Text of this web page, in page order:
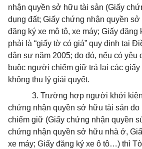
nhận quyền sở hữu tài sản (Giấy
dụng đất; Giấy chứng nhận quyền
đăng ký xe mô tô, xe máy; Giấy
phải là “giấy tờ có giá” quy định tại
dân sự năm 2005; do đó, nếu có yêu
buộc người chiếm giữ trả lại các giấy
không thụ lý giải quyết.
3. Trường hợp người khởi
chứng nhận quyền sở hữu tài sản
chiếm giữ (Giấy chứng nhận quyền
chứng nhận quyền sở hữu nhà ở,
xe máy; Giấy đăng ký xe ô tô…) thì